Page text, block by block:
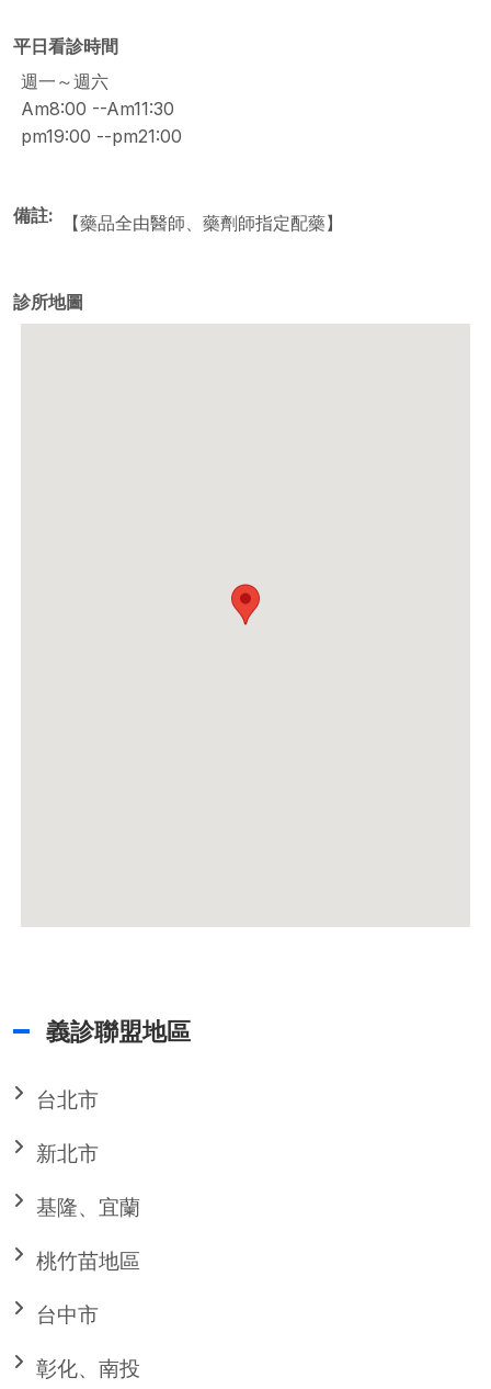
平日看診時間
週一～週六
Am8:00 --Am11:30
pm19:00 --pm21:00
備註 【藥品全由醫師、藥劑師指定配藥】
診所地圖
義診聯盟地區
台北市
新北市
基隆、宜蘭
桃竹苗地區
台中市
彰化、南投